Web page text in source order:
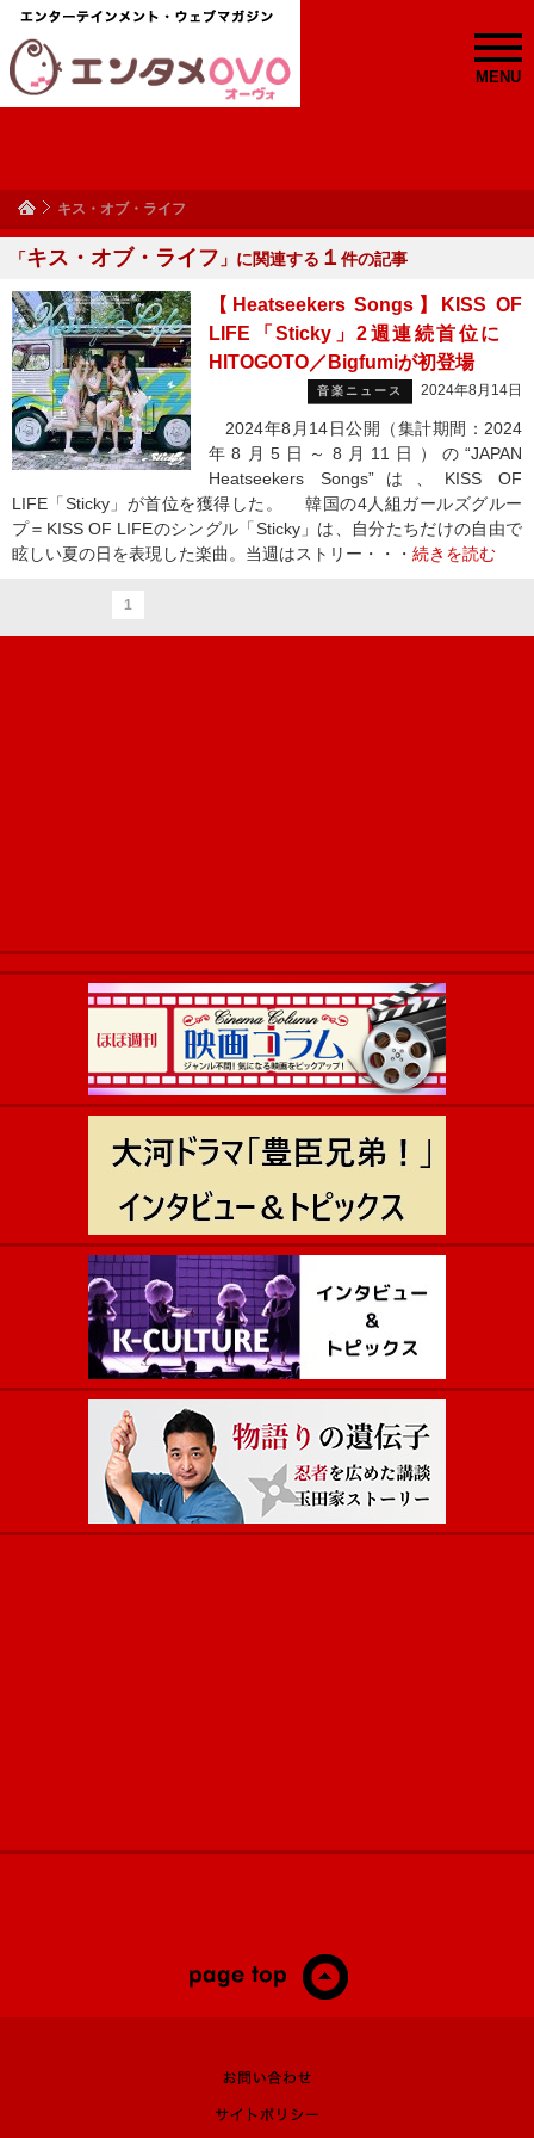
MENU
キス・オブ・ライフ
「キス・オブ・ライフ 」に関連する １ 件の記事
【Heatseekers Songs】KISS OF
LIFE「Sticky」2週連続首位に
HITOGOTO／Bigfumiが初登場
音楽ニュース 2024年8月14日
2024年8月14日公開（集計期間：2024
年8月5日～8月11日）の“JAPAN
Heatseekers Songs”は、KISS OF
LIFE「Sticky」が首位を獲得した。 韓国の4人組ガールズグルー
プ＝KISS OF LIFEのシングル「Sticky」は、自分たちだけの自由で
眩しい夏の日を表現した楽曲。当週はストリー・・・ 続きを読む
1